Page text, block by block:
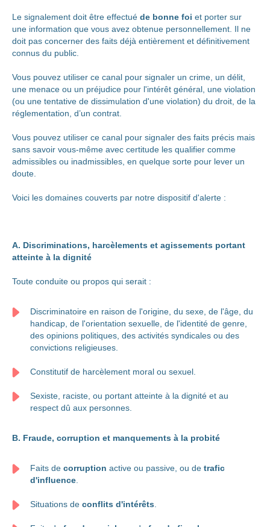
Le signalement doit être effectué de bonne foi et porter sur
une information que vous avez obtenue personnellement. Il ne
doit pas concerner des faits déjà entièrement et définitivement
connus du public.
Vous pouvez utiliser ce canal pour signaler un crime, un délit,
une menace ou un préjudice pour l'intérêt général, une violation
(ou une tentative de dissimulation d'une violation) du droit, de la
réglementation, d’un contrat.
Vous pouvez utiliser ce canal pour signaler des faits précis mais
sans savoir vous-même avec certitude les qualifier comme
admissibles ou inadmissibles, en quelque sorte pour lever un
doute.
Voici les domaines couverts par notre dispositif d'alerte :
A. Discriminations, harcèlements et agissements portant
atteinte à la dignité
Toute conduite ou propos qui serait :
Discriminatoire en raison de l'origine, du sexe, de l'âge, du
handicap, de l'orientation sexuelle, de l'identité de genre,
des opinions politiques, des activités syndicales ou des
convictions religieuses.
Constitutif de harcèlement moral ou sexuel.
Sexiste, raciste, ou portant atteinte à la dignité et au
respect dû aux personnes.
B. Fraude, corruption et manquements à la probité
Faits de corruption active ou passive, ou de trafic
d'influence
Situations de conflits d'intérêts